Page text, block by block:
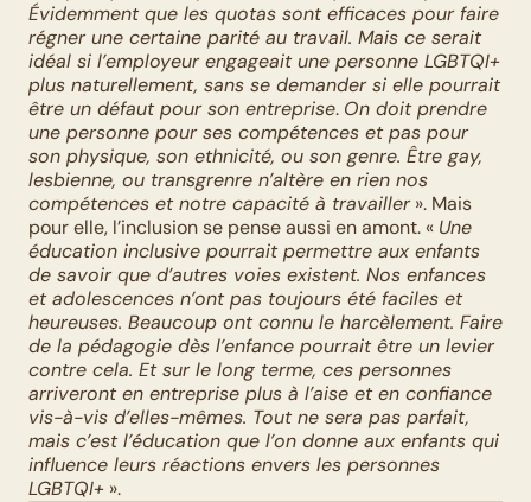
Évidemment que les quotas sont efficaces pour faire
régner une certaine parité au travail. Mais ce serait
idéal si l’employeur engageait une personne LGBTQI+
plus naturellement, sans se demander si elle pourrait
être un défaut pour son entreprise. On doit prendre
une personne pour ses compétences et pas pour
son physique, son ethnicité, ou son genre. Être gay,
lesbienne, ou transgrenre n’altère en rien nos
compétences et notre capacité à travailler ». Mais
pour elle, l’inclusion se pense aussi en amont. « Une
éducation inclusive pourrait permettre aux enfants
de savoir que d’autres voies existent. Nos enfances
et adolescences n’ont pas toujours été faciles et
heureuses. Beaucoup ont connu le harcèlement. Faire
de la pédagogie dès l’enfance pourrait être un levier
contre cela. Et sur le long terme, ces personnes
arriveront en entreprise plus à l’aise et en confiance
vis-à-vis d’elles-mêmes. Tout ne sera pas parfait,
mais c’est l’éducation que l’on donne aux enfants qui
influence leurs réactions envers les personnes
LGBTQI+ ».